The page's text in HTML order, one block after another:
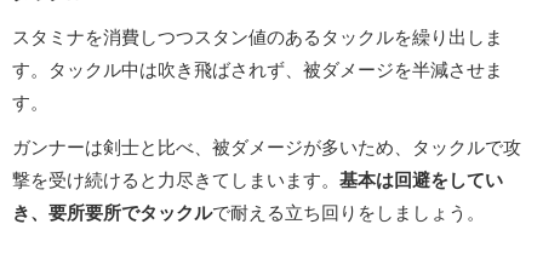
スタミナを消費しつつスタン値のあるタックルを繰り出しま
す。タックル中は吹き飛ばされず、被ダメージを半減させま
す。
ガンナーは剣士と比べ、被ダメージが多いため、タックルで攻
撃を受け続けると力尽きてしまいます。 基本は回避をしてい
き、要所要所でタックルで耐える立ち回りをしましょう。